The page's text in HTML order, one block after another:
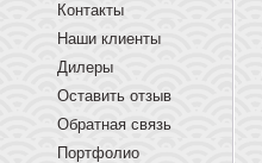
Контакты
Наши клиенты
Дилеры
Оставить отзыв
Обратная связь
Портфолио